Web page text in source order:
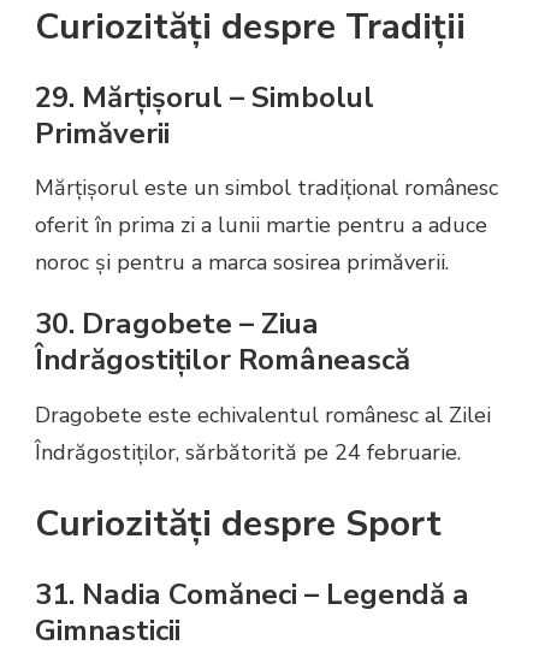
Curiozități despre Tradiții
29. Mărțișorul – Simbolul
Primăverii
Mărțișorul este un simbol tradițional românesc
oferit în prima zi a lunii martie pentru a aduce
noroc și pentru a marca sosirea primăverii.
30. Dragobete – Ziua
Îndrăgostiților Românească
Dragobete este echivalentul românesc al Zilei
Îndrăgostiților, sărbătorită pe 24 februarie.
Curiozități despre Sport
31. Nadia Comăneci – Legendă a
Gimnasticii